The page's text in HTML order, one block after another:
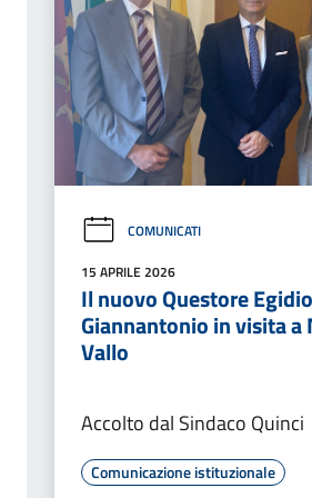
COMUNICATI
15 APRILE 2026
Il nuovo Questore
Giannantonio in visita a
Vallo
Accolto dal Sindaco Quinci
Comunicazione istituzionale